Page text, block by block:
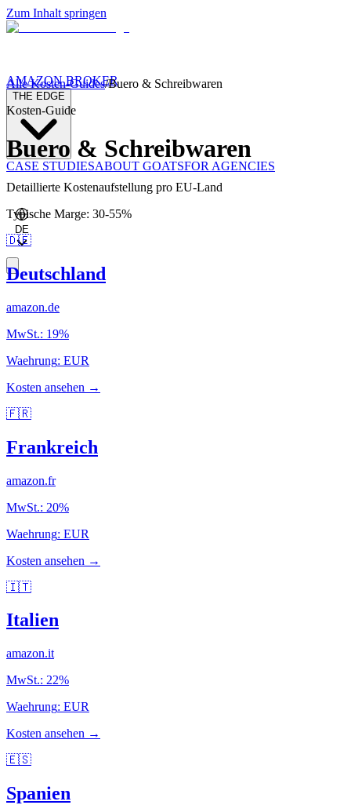
Zum Inhalt springen
AMAZON BROKER
THE EDGE
CASE STUDIESABOUT GOATSFOR AGENCIES
DE
Alle Kosten-Guides/Buero & Schreibwaren
Kosten-Guide
Buero & Schreibwaren
Detaillierte Kostenaufstellung pro EU-Land
Typische Marge: 30-55%
🇩🇪
Deutschland
amazon.de
MwSt.: 19%
Waehrung: EUR
Kosten ansehen →
🇫🇷
Frankreich
amazon.fr
MwSt.: 20%
Waehrung: EUR
Kosten ansehen →
🇮🇹
Italien
amazon.it
MwSt.: 22%
Waehrung: EUR
Kosten ansehen →
🇪🇸
Spanien